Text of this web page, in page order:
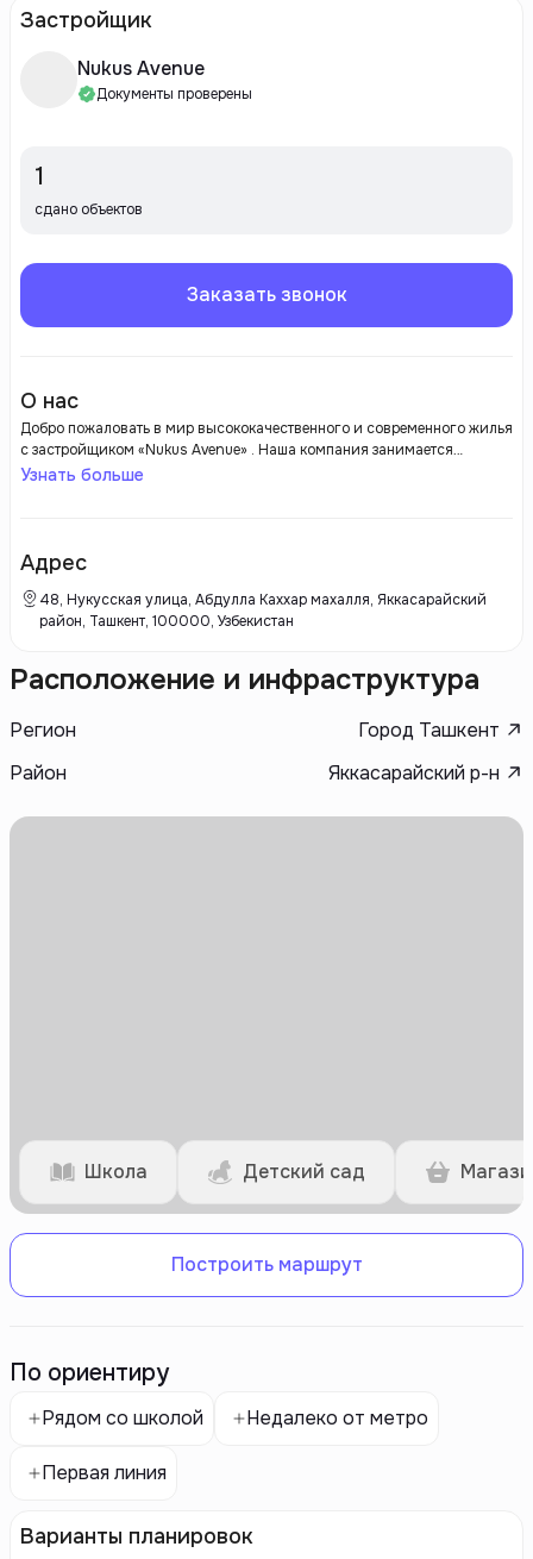
Застройщик
Nukus Avenue
Документы проверены
1
сдано объектов
Заказать звонок
О нас
Добро пожаловать в мир высококачественного и современного жилья
с застройщиком «Nukus Avenue» . Наша компания занимается
проектированием и строительством жилых комплексов, которые
Узнать больше
Адрес
48, Нукусская улица, Абдулла Каххар махалля, Яккасарайский
район, Ташкент, 100000, Узбекистан
Расположение и инфраструктура
Регион
Город Ташкент
Район
Яккасарайский р-н
Школа Детский сад
Построить маршрут
По ориентиру
Рядом со школой Недалеко от метро
Первая линия
Варианты планировок